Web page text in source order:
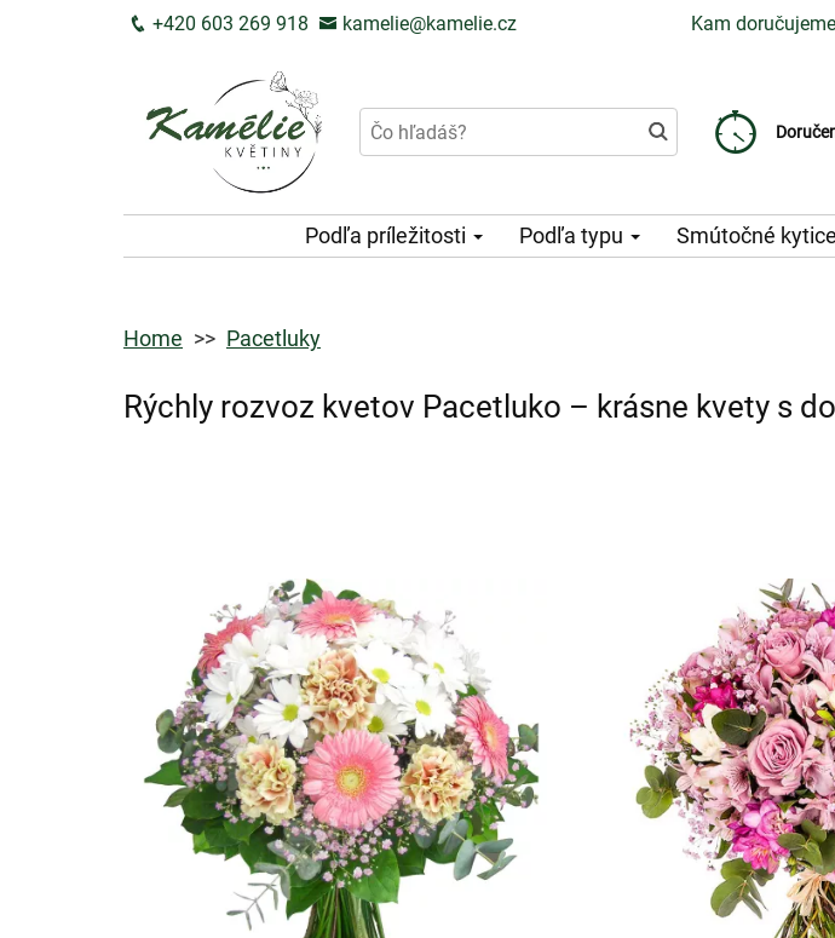
+420 603 269 918 kamelie@kamelie.cz Kam
Podľa príležitosti Podľa typu Smútočné kytice
Home Pacetluky
Rýchly rozvoz kvetov Pacetluko – krásne kvety s